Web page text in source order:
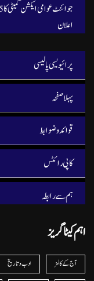
اعلان
پرائیویسی پالیسی
پہلا صفحہ
قوائد و ضوابط
کاپی رائٹس
ہم سے رابطہ
اہم کیٹا گریز
آج کے کالمز ادب و تاریخ